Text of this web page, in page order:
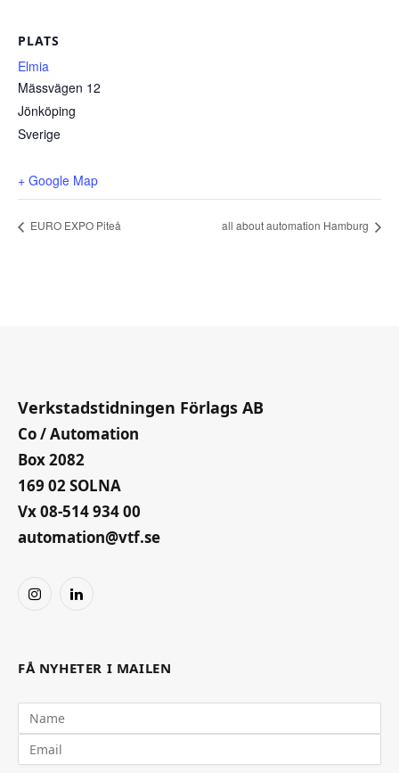
PLATS
Elmia
Mässvägen 12
Jönköping
Sverige
+ Google Map
EURO EXPO Piteå all about automation Hamburg
Verkstadstidningen Förlags AB
Co / Automation
Box 2082
169 02 SOLNA
Vx 08-514 934 00
automation@vtf.se
InstagramLinkedIn
FÅ NYHETER I MAILEN